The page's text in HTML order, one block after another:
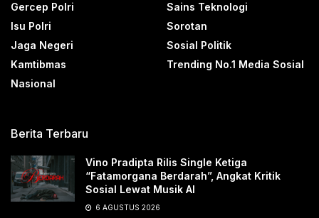
Gercep Polri
Isu Polri
Jaga Negeri
Kamtibmas
Nasional
Sains Teknologi
Sorotan
Sosial Politik
Trending No.1 Media Sosial
Berita Terbaru
Vino Pradipta Rilis Single Ketiga
“Fatamorgana Berdarah”, Angkat Kritik
Sosial Lewat Musik AI
6 AGUSTUS 2026